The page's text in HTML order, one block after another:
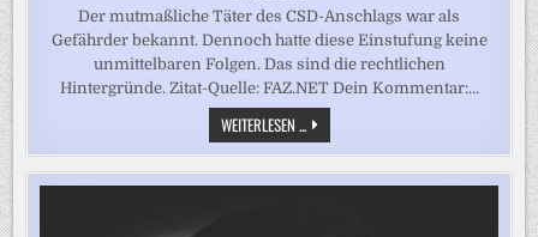
Der mutmaßliche Täter des CSD-Anschlags war als
Gefährder bekannt. Dennoch hatte diese Einstufung keine
unmittelbaren Folgen. Das sind die rechtlichen
Hintergründe. Zitat-Quelle: FAZ.NET Dein Kommentar:…
WEITERLESEN ... NACH
DEM
CSD-
ANSCHLAG:
WARUM